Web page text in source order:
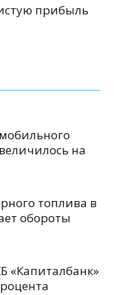
прибыль
на
топлива в
обороты
«Капиталбанк»